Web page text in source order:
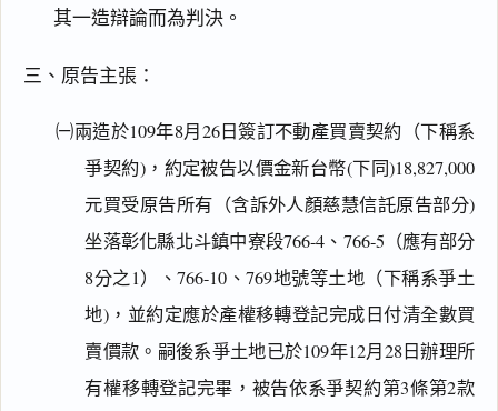
其一造辯論而為判決。
三、原告主張：
㈠兩造於109年8月26日簽訂不動產買賣契約（下稱系
爭契約)，約定被告以價金新台幣(下同)18,827,000
元買受原告所有（含訴外人顏慈慧信託原告部分)
坐落彰化縣北斗鎮中寮段766-4、766-5（應有部分
8分之1）、766-10、769地號等土地（下稱系爭土
地)，並約定應於產權移轉登記完成日付清全數買
賣價款。嗣後系爭土地已於109年12月28日辦理所
有權移轉登記完畢，被告依系爭契約第3條第2款